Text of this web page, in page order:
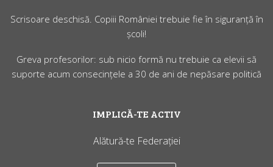
Scrisoare deschisă. Copiii României trebuie fie în siguranță în
școli!
Greva profesorilor: sub nicio formă nu trebuie ca elevii să
suporte acum consecințele a 30 de ani de nepăsare politică
IMPLICĂ-TE ACTIV
Alătură-te Federației